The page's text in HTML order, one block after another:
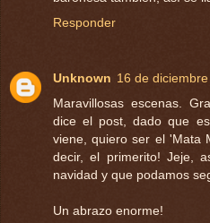
Responder
Unknown 16 de
Maravillosas escenas.
dice el post, dado que
viene, quiero ser el 'Mata
decir, el primerito! Jeje,
navidad y que podamos
Un abrazo enorme!